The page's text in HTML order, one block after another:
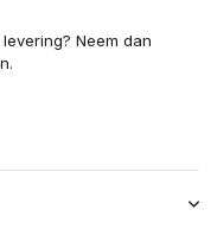
Neem dan